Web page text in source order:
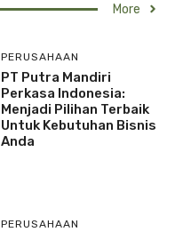
More
PERUSAHAAN
PT Putra Mandiri
Perkasa Indonesia:
Menjadi Pilihan Terbaik
Untuk Kebutuhan Bisnis
Anda
PERUSAHAAN